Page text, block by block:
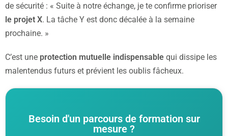
de sécurité : « Suite à notre échange, je te confirme prioriser
le projet X. La tâche Y est donc décalée à la semaine
prochaine. »
C’est une protection mutuelle indispensable qui dissipe les
malentendus futurs et prévient les oublis fâcheux.
Besoin d'un parcours de formation sur
mesure ?